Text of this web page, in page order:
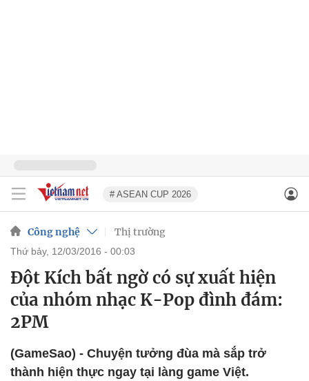
# ASEAN CUP 2026
Công nghệ Thị trường
thứ bảy, 12/03/2016 - 00:03
Đột Kích bất ngờ có sự xuất hiện
của nhóm nhạc K-Pop đình đám:
2PM
(GameSao) - Chuyện tưởng đùa mà sắp trở
thành hiện thực ngay tại làng game Việt.